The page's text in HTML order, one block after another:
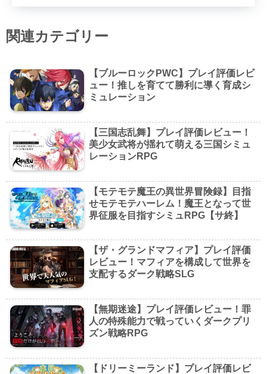
関連カテゴリー
【ブルーロックPWC】プレイ評価レビ
ュー！推しを育てて勝利に導く育成シ
ミュレーション
【三国志乱舞】プレイ評価レビュー！
美少女武将が揺れて萌える三国シミュ
レーションRPG
【モテモテ魔王の異世界冒険録】目指
せモテモテハーレム！魔王となって世
界征服を目指すシミュRPG【サ終】
【ザ・グランドマフィア】プレイ評価
レビュー！マフィアを構成して世界を
支配するダーク戦略SLG
【無期迷途】プレイ評価レビュー！罪
人の特殊能力で戦っていくダークプリ
ズン戦略RPG
【ドリーミーランド】プレイ評価レビ